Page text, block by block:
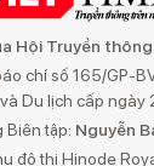
Hội Truyền
chí số 165/GP-
Du lịch cấp ngày
Biên tập: Nguyễn
đô thị Hinode